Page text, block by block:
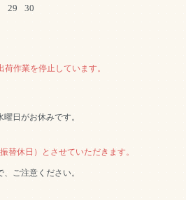
29 30
作業を停止しています。
日がお休みです。
替休日）とさせていただきます。
ご注意ください。